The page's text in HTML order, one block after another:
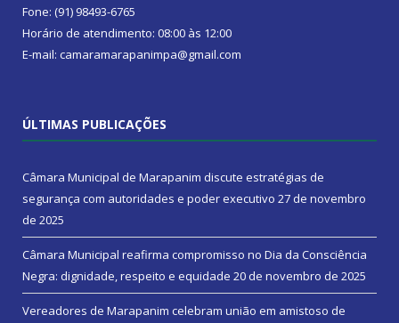
Fone: (91) 98493-6765
Horário de atendimento: 08:00 às 12:00
E-mail: camaramarapanimpa@gmail.com
ÚLTIMAS PUBLICAÇÕES
Câmara Municipal de Marapanim discute estratégias de
segurança com autoridades e poder executivo 27 de novembro
de 2025
Câmara Municipal reafirma compromisso no Dia da Consciência
Negra: dignidade, respeito e equidade 20 de novembro de 2025
Vereadores de Marapanim celebram união em amistoso de